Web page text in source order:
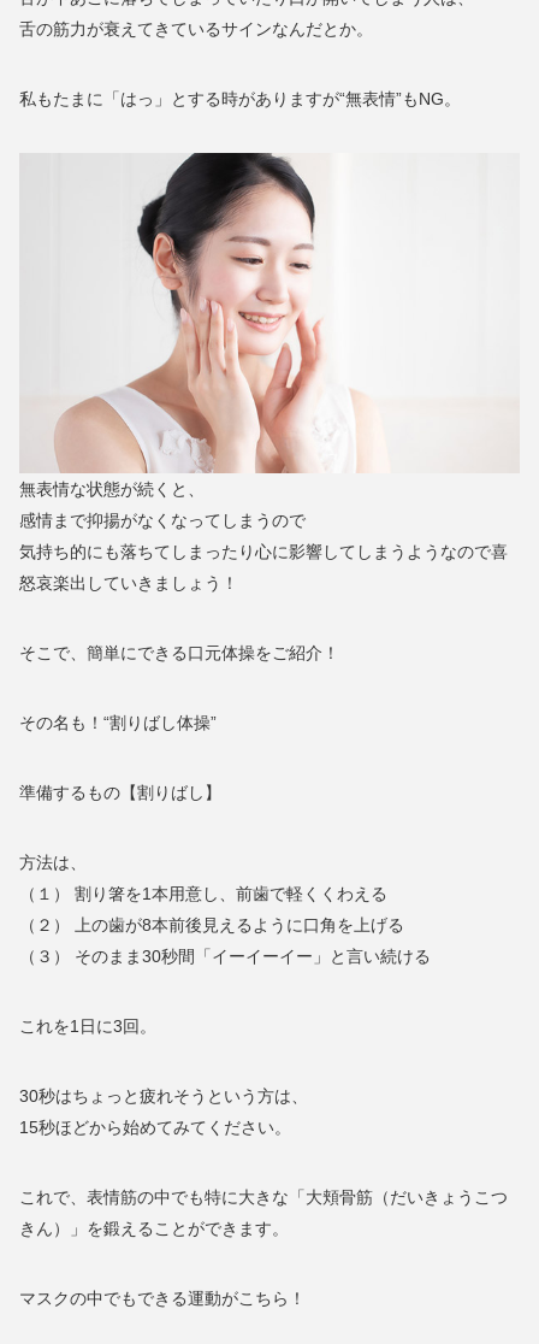
舌の筋力が衰えてきているサインなんだとか。
私もたまに「はっ」とする時がありますが“無表情”もNG。
無表情な状態が続くと、
感情まで抑揚がなくなってしまうので
気持ち的にも落ちてしまったり心に影響してしまうようなので喜
怒哀楽出していきましょう！
そこで、簡単にできる口元体操をご紹介！
その名も！“割りばし体操”
準備するもの【割りばし】
方法は、
（１） 割り箸を1本用意し、前歯で軽くくわえる
（２） 上の歯が8本前後見えるように口角を上げる
（３） そのまま30秒間「イーイーイー」と言い続ける
これを1日に3回。
30秒はちょっと疲れそうという方は、
15秒ほどから始めてみてください。
これで、表情筋の中でも特に大きな「大頬骨筋（だいきょうこつ
きん）」を鍛えることができます。
マスクの中でもできる運動がこちら！